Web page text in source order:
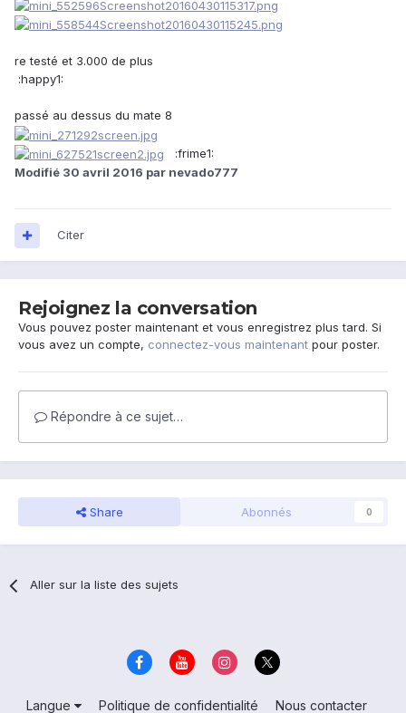
re testé et 3.000 de plus
:happy1:
passé au dessus du mate 8
:frime1:
Modifié 30 avril 2016 par nevado777
Citer
Rejoignez la conversation
Vous pouvez poster maintenant et vous enregistrez plus tard. Si
vous avez un compte, connectez-vous maintenant pour poster.
Répondre à ce sujet…
Share Abonnés 0
Aller sur la liste des sujets
Langue Politique de confidentialité Nous contacter